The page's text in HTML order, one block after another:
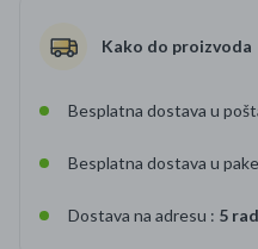
Kako do proizvoda
Besplatna dostava u
Besplatna dostava u
Dostava na adresu : 5